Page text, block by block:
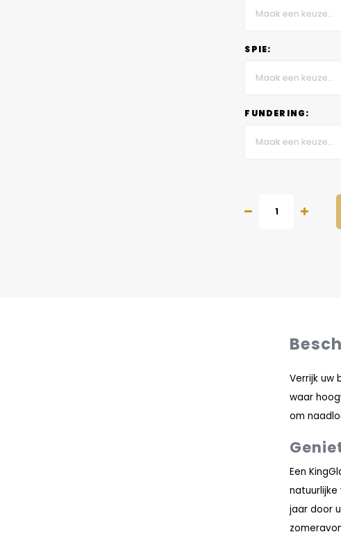
Maak een keuze...
SPIE:
Maak een keuze...
FUNDERING:
Maak een keuze...
Verrijk uw
waar
om
Een
jaar door